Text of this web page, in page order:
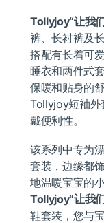
Tollyjoy“让我
裤、长衬裤及
搭配有长着可
睡衣和两件式
保暖和贴身的
Tollyjoy短袖外
戴便利性。
该系列中专为
套装，边缘都
地温暖宝宝的
Tollyjoy“让我
鞋套装，您与